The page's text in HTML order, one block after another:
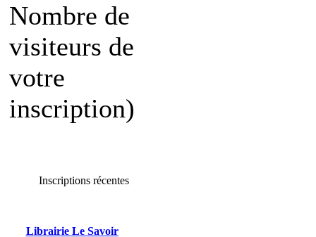
Nombre de
visiteurs de
votre
inscription)
Inscriptions récentes
Librairie Le Savoir